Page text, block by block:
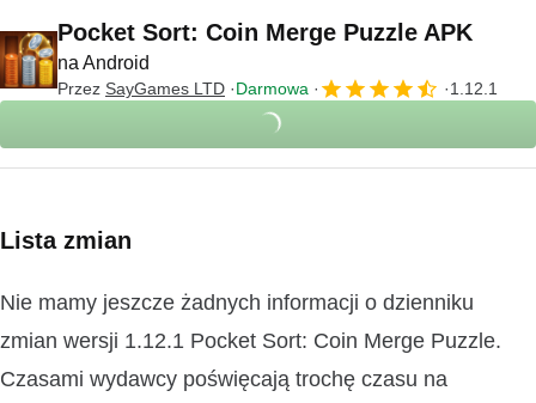
Pocket Sort: Coin Merge Puzzle APK
na Android
Przez SayGames LTD Darmowa 1.12.1
Lista zmian
Nie mamy jeszcze żadnych informacji o dzienniku
zmian wersji 1.12.1 Pocket Sort: Coin Merge Puzzle.
Czasami wydawcy poświęcają trochę czasu na